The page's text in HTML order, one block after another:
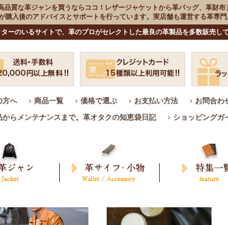
品質な革ジャンを買うならココ！レザージャケットから革バッグ、革財布
購入後のアドバイスとサポートを行っています。実店舗も運営する革専
ーのいるサイトで、革のプロがセレクトした最良の革製品を多数販売し
方へ 商品一覧 価格で選ぶ お支払い方法 お問合わ
からメンテナンスまで。革オタクの知恵袋日記
ショッピングガ